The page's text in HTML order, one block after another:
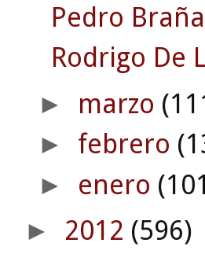
Pedro
Rodrigo De
► marzo
► febrero
► enero
► 2012 (596)